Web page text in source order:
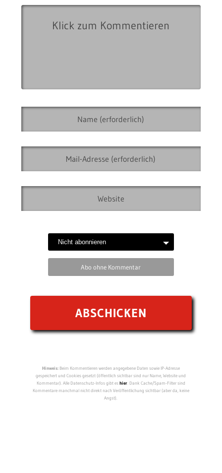
Abo ohne Kommentar
Hinweis:Beim Kommentieren werden angegebene Daten sowie IP-Adresse
gespeichert und Cookies gesetzt (öffentlich sichtbar sind nur Name, Website und
Kommentar). Alle Datenschutz-Infos gibt eshier. Dank Cache/Spam-Filter sind
Kommentare manchmal nicht direkt nach Veröffentlichung sichtbar (aber da, keine
Angst).